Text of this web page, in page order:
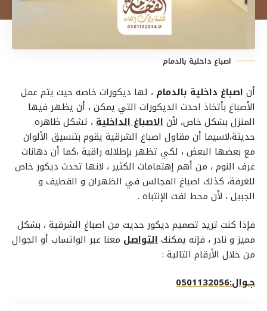
اصباغ داخلية بالدمام
أن اصباغ داخلية بالدمام ، لها ديكورات خاصه حيث يتم عمل
الأصباغ بأتخاذ احدث الديكورات التي يمكن ، أن يظهر فيها
المنزل بشكل خاص، لأنالاصباغ الداخلية، تشكل ظاهره
حديثة،لاسيما أن مقاول اصباغ الشرقية يقوم بتنسيق الألوان
مع بعضها البعض ، لكي تظهر بإطلاله راقية ،كما أن دهانات
غرف النوم، من أهم إهتمامات الكثير ، لانها تحدث ديكور خاص
للغرفة، كذلك اصباغ المجالس في الظهران و القطيف و
الجبيل ، لأن محط لفت الإنتباه .
فإذا كنت تريد تصميم ديكور حديث من اصباغ الشرقية، بشكل
مميز و نادر ، فإنه يمكنكالتواصل معنا عبر الواتساب أو الجوال
من خلال الأرقام التالية :
جـوال:0501132056